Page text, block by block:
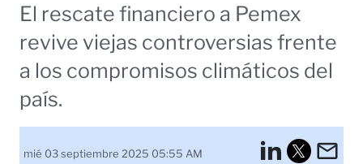
El rescate financiero a Pemex
revive viejas controversias frente
a los compromisos climáticos del
país.
mié 03 septiembre 2025 05:55 AM